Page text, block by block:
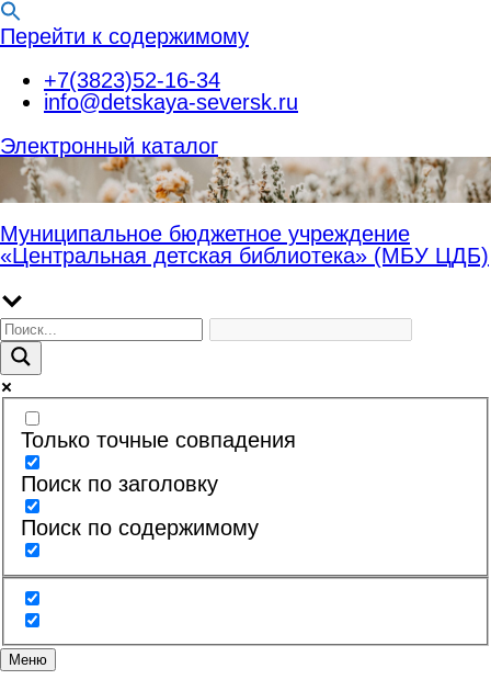
Перейти к содержимому
+7(3823)52-16-34
info@detskaya-seversk.ru
Электронный каталог
Муниципальное бюджетное учреждение
«Центральная детская библиотека» (МБУ ЦДБ)
Только точные совпадения
Поиск по заголовку
Поиск по содержимому
Меню